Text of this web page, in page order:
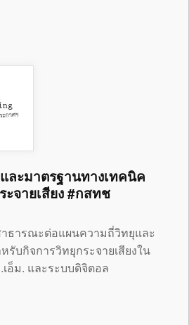
ละมาตรฐานทางเทคนิค
จายเสียง #กสทช
ธารณะต่อแผนความถี่วิทยุและ
บกิจการวิทยุกระจายเสียงใน
เอ็ม. และระบบดิจิตอล